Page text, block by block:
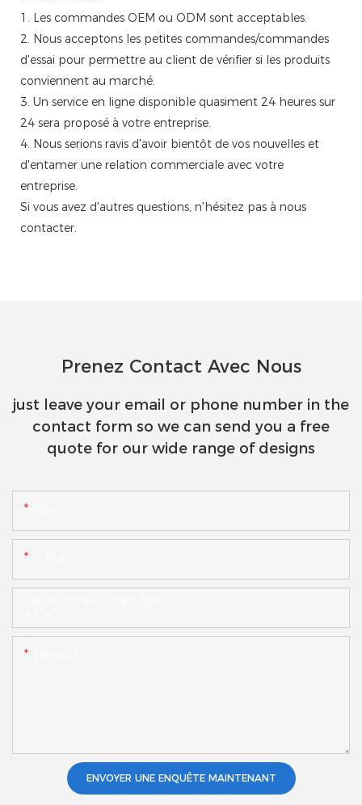
1. Les commandes OEM ou ODM sont acceptables.
2. Nous acceptons les petites commandes/commandes
d'essai pour permettre au client de vérifier si les produits
conviennent au marché.
3. Un service en ligne disponible quasiment 24 heures sur
24 sera proposé à votre entreprise.
4. Nous serions ravis d'avoir bientôt de vos nouvelles et
d'entamer une relation commerciale avec votre
entreprise.
Si vous avez d'autres questions, n'hésitez pas à nous
contacter.
Prenez Contact Avec Nous
just leave your email or phone number in the
contact form so we can send you a free
quote for our wide range of designs
ENVOYER UNE ENQUÊTE MAINTENANT